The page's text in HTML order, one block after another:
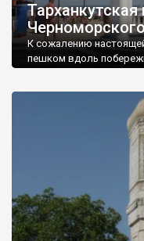
Тарханкутская
К сожалению
пешком вдоль